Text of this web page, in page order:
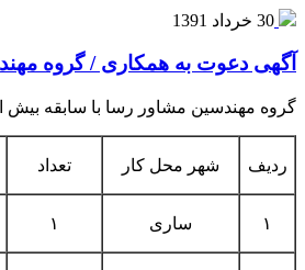
30 خرداد 1391
آگهی دعوت به همکاری / گروه
گروه مهندسین مشاور رسا با سابقه بیش از ۴۵۰ پروژه خدمات تخصصی در راستای تکمیل تیم تخصصی خود به نیروهای زیر نیاز
ردیف شهر محل کار تعداد
۱ ساری ۱